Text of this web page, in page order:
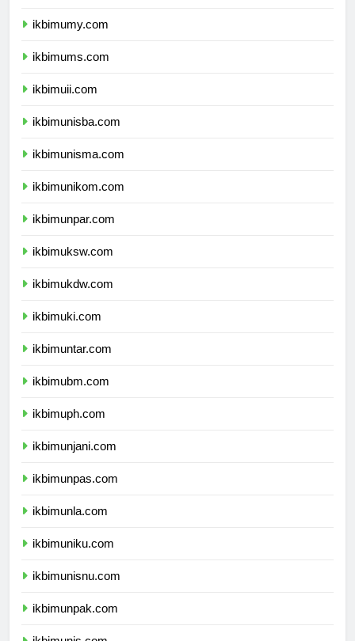
ikbimumy.com
ikbimums.com
ikbimuii.com
ikbimunisba.com
ikbimunisma.com
ikbimunikom.com
ikbimunpar.com
ikbimuksw.com
ikbimukdw.com
ikbimuki.com
ikbimuntar.com
ikbimubm.com
ikbimuph.com
ikbimunjani.com
ikbimunpas.com
ikbimunla.com
ikbimuniku.com
ikbimunisnu.com
ikbimunpak.com